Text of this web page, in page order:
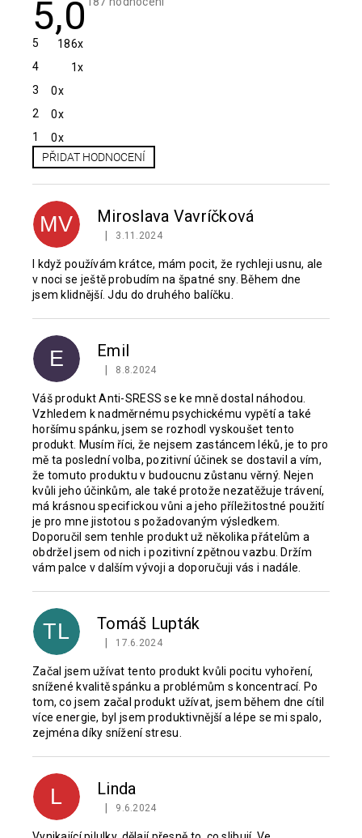
5,0
5
186x
4
1x
3
0x
2
0x
1
0x
PŘIDAT HODNOCENÍ
p
i
h
o
d
n
o
c
e
n
í
MV Miroslava Vavríčková
Hodnocení produktu je 5 z 5 hvězdiček.
3.11.2024
I když používám krátce, mám pocit, že rychleji usnu, ale
v noci se ještě probudím na špatné sny. Během dne
jsem klidnější. Jdu do druhého balíčku.
E Emil
Hodnocení produktu je 5 z 5 hvězdiček.
8.8.2024
Váš produkt Anti-SRESS se ke mně dostal náhodou.
Vzhledem k nadměrnému psychickému vypětí a také
horšímu spánku, jsem se rozhodl vyskoušet tento
produkt. Musím říci, že nejsem zastáncem léků, je to pro
mě ta poslední volba, pozitivní účinek se dostavil a vím,
že tomuto produktu v budoucnu zůstanu věrný. Nejen
kvůli jeho účinkům, ale také protože nezatěžuje trávení,
má krásnou specifickou vůni a jeho příležitostné použití
je pro mne jistotou s požadovaným výsledkem.
Doporučil sem tenhle produkt už několika přátelům a
obdržel jsem od nich i pozitivní zpětnou vazbu. Držím
vám palce v dalším vývoji a doporučuji vás i nadále.
TL Tomáš Lupták
Hodnocení produktu je 5 z 5 hvězdiček.
17.6.2024
Začal jsem užívat tento produkt kvůli pocitu vyhoření,
snížené kvalitě spánku a problémům s koncentrací. Po
tom, co jsem začal produkt užívat, jsem během dne cítil
více energie, byl jsem produktivnější a lépe se mi spalo,
zejména díky snížení stresu.
L Linda
Hodnocení produktu je 5 z 5 hvězdiček.
9.6.2024